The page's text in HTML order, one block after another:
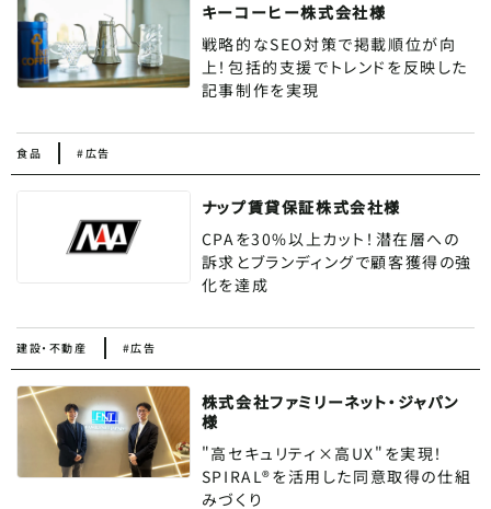
キーコーヒー株式会社様
戦略的なSEO対策で掲載順位が向
上！包括的支援でトレンドを反映した
記事制作を実現
食品 #広告
ナップ賃貸保証株式会社様
CPAを30%以上カット！潜在層への
訴求とブランディングで顧客獲得の強
化を達成
建設・不動産 #広告
株式会社ファミリーネット・ジャパン
様
"高セキュリティ×高UX"を実現！
SPIRAL®︎を活用した同意取得の仕組
みづくり